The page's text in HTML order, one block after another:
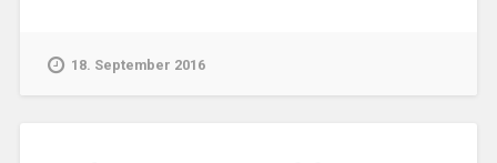
18. September 2016